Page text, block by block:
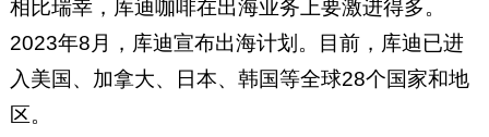
相比瑞幸，库迪咖啡在出海业务上要激进得多。
2023年8月，库迪宣布出海计划。目前，库迪已进
入美国、加拿大、日本、韩国等全球28个国家和地
区。